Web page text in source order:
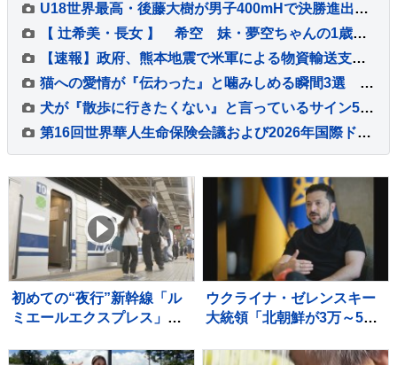
U18世界最高・後藤大樹が男子400mHで決勝進出！49秒19の全体トップのタイムでファイナルへ【U20世界陸上】
【 辻希美・長女 】 希空 妹・夢空ちゃんの1歳誕生日を祝福 「毎日可愛くて可愛くて見るだけで癒されてるよ」 「姉妹で沢山お出かけしたりしようね」
【速報】政府、熊本地震で米軍による物資輸送支援受け入れへ 小泉防衛大臣が発表
猫への愛情が『伝わった』と噛みしめる瞬間3選 心を開いてくれたサインや行動の意味も
犬が『散歩に行きたくない』と言っているサイン5つ なぜ嫌がるの？外に慣れさせるコツまで
第16回世界華人生命保険会議および2026年国際ドラゴン賞（IDA）年次会議が盛大に開催
初めての“夜行”新幹線「ル
ミエールエクスプレス」
新大阪駅へ ホテル代高騰
ウクライナ・ゼレンスキー
大統領「北朝鮮が3万～5万
に協力呼びかけ